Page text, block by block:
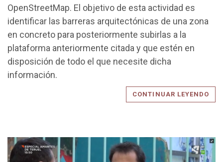
OpenStreetMap. El objetivo de esta actividad es
identificar las barreras arquitectónicas de una zona
en concreto para posteriormente subirlas a la
plataforma anteriormente citada y que estén en
disposición de todo el que necesite dicha
información.
CONTINUAR LEYENDO